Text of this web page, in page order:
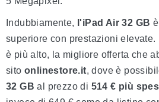
Indubbiamente, l'iPad Air 32 GB
superiore con prestazioni
è più alto, la migliore offerta che
sito onlinestore.it, dove è
32 GB al prezzo di 514 € più